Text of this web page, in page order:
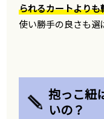
られるカートより
使い勝手の良さも選
抱っこ紐
いの？